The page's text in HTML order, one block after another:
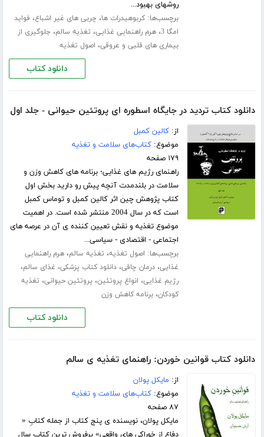
روشهای بهبود...
برچسب‌ها:کربوهیدرات ها، چربی های غیر اشباع، فواید
امگا 3 ،هرم راهنمایی غذایی، تغذیه سالم، جلوگیری از
بیماری های قلبی و عروقی، اصول تغذیه
دانلود کتاب
دانلود کتاب تردید در جایگاه اسطوره ای پروتئین حیوانی - جلد اول
از:کالین کمبل
موضوع:کتاب‌های سلامت و تغذیه
۱۷۹ صفحه
راهنمای رژیم های غذایی؛ برنامه های کاهش وزن و
سلامت در بلندمدت آنچه پیش رو دارید بخش اول
کتاب پژوهش چین اثر کالین کمبل و توماس کمبل
است که در سال 2004 منتشر شده است. در اهمیت
موضوع تغذیه و نقش تعیین کننده ی آن در عرصه های
اجتماعی - اقتصادی - سیاسی...
برچسب‌ها: اصول تغذیه، تغذیه سالم،هرم راهنمایی
غذایی،درمان چاقی،دانلود کتاب پزشکی، غذای سالم،
رژیم غذایی، انواع پروتئین، پروتئین حیوانی، تغذیه
کودکان،برنامه کاهش وزن
دانلود کتاب
دانلود کتاب قوانین خوردن: راهنمای تغذیه ی سالم
از: مایکل پولان
موضوع:کتاب‌های سلامت و تغذیه
۸۷ صفحه
مایکل پولان، نویسنده ی پنج کتاب از جمله کتابِ «
دفاع از خوراکی های واقعی» پرفروش ترین کتابِ سالِ